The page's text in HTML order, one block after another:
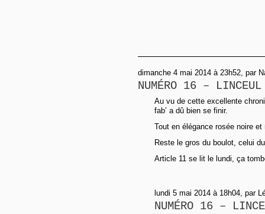
dimanche 4 mai 2014 à 23h52, par
NUMÉRO 16 – LINCEUL
Au vu de cette excellente
fab’ a dû bien se finir.
Tout en élégance rosée noire et
Reste le gros du boulot, celui
Article 11 se lit le lundi, ça
lundi 5 mai 2014 à 18h04, par
NUMÉRO 16 –